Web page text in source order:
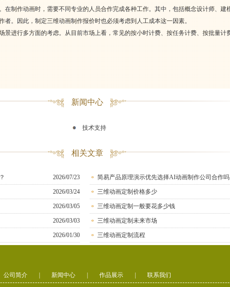
在制作动画时，需要不同专业的人员合作完成各种工作。其中，包括概念设计师、建
者。因此，制定三维动画制作报价时也必须考虑到人工成本这一因素。
景进行多方面的考虑。从目前市场上看，常见的按小时计费、按任务计费、按批量计
新闻中心
技术支持
相关文章
2026/07/23 简易产品原理演示优先选择AI动画制作公司合作吗
2026/03/24 三维动画定制价格多少
2026/03/05 三维动画定制一般要花多少钱
2026/03/03 三维动画定制未来市场
2026/01/30 三维动画定制流程
公司简介 新闻中心 作品展示 联系我们